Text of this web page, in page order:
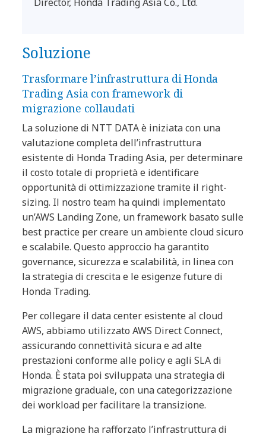
Soluzione
Trasformare l’infrastruttura di Honda
Trading Asia con framework di
migrazione collaudati
La soluzione di NTT DATA è iniziata con una
valutazione completa dell’infrastruttura
esistente di Honda Trading Asia, per determinare
il costo totale di proprietà e identificare
opportunità di ottimizzazione tramite il right-
sizing. Il nostro team ha quindi implementato
un’AWS Landing Zone, un framework basato sulle
best practice per creare un ambiente cloud sicuro
e scalabile. Questo approccio ha garantito
governance, sicurezza e scalabilità, in linea con
la strategia di crescita e le esigenze future di
Honda Trading.
Per collegare il data center esistente al cloud
AWS, abbiamo utilizzato AWS Direct Connect,
assicurando connettività sicura e ad alte
prestazioni conforme alle policy e agli SLA di
Honda. È stata poi sviluppata una strategia di
migrazione graduale, con una categorizzazione
dei workload per facilitare la transizione.
La migrazione ha rafforzato l’infrastruttura di